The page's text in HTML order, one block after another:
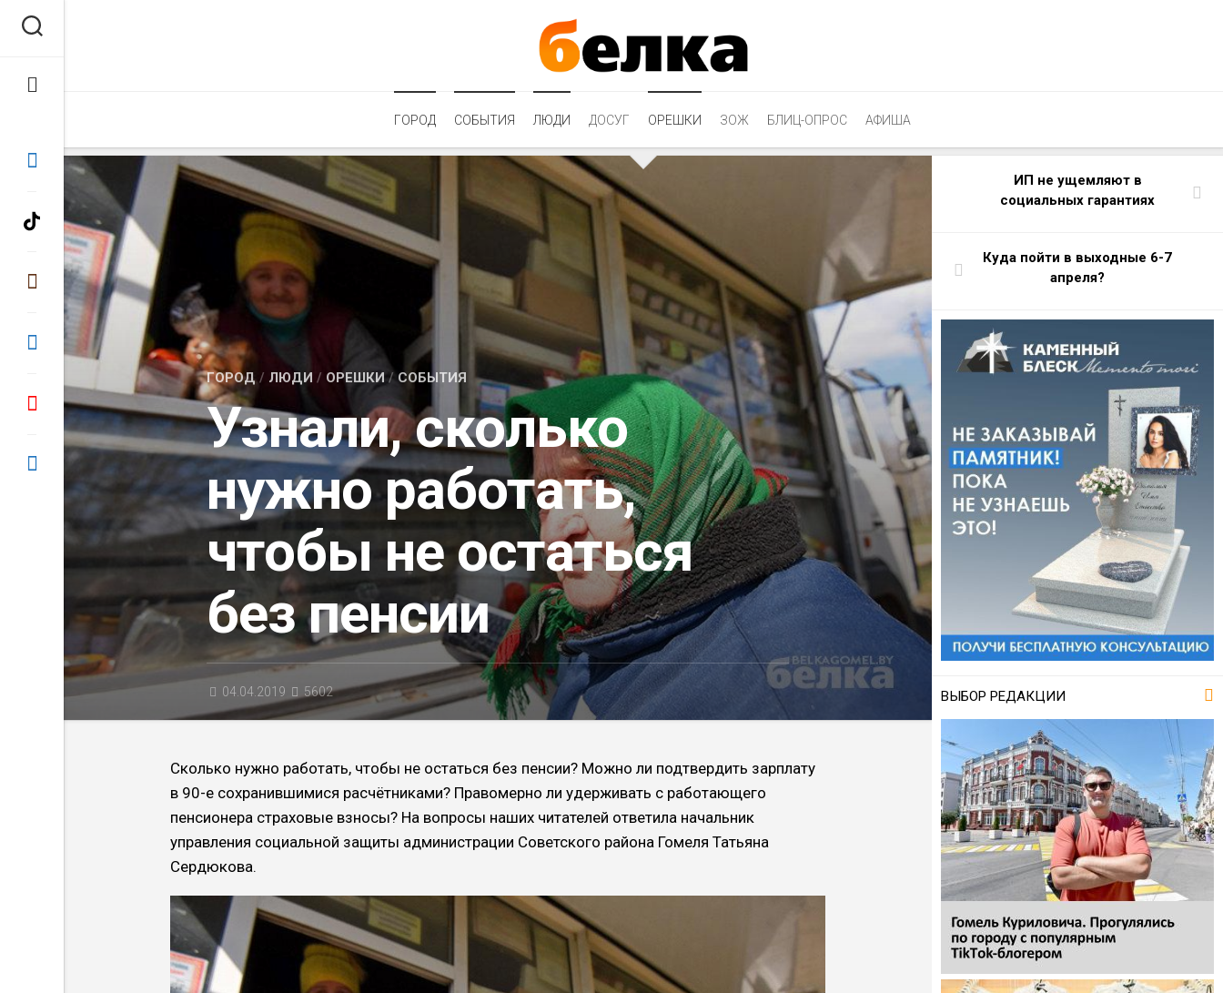
ГОРОД СОБЫТИЯ ЛЮДИ ДОСУГ ОРЕШКИ ЗОЖ БЛИЦ-ОПРОС АФИША
ГОРОД/ ЛЮДИ / ОРЕШКИ/СОБЫТИЯ
Узнали, сколько
нужно работать,
чтобы не остаться
без пенсии
04.04.2019 5602
Сколько нужно работать, чтобы не остаться без пенсии? Можно ли подтвердить зарплату
в 90-е сохранившимися расчётниками? Правомерно ли удерживать с работающего
пенсионера страховые взносы? На вопросы наших читателей ответила начальник
управления социальной защиты администрации Советского района Гомеля Татьяна
Сердюкова.
ИП не ущемляют в
социальных гарантиях
Куда пойти в выходные 6-7
апреля?
ВЫБОР РЕДАКЦИИ